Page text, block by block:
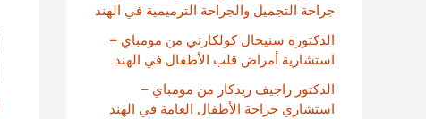
جراحة التجميل والجراحة الترميمية في الهند
الدكتورة سنيحال كولكارني من مومباي –
استشارية أمراض قلب الأطفال في الهند
الدكتور راجيف ريدكار من مومباي –
استشاري جراحة الأطفال العامة في الهند